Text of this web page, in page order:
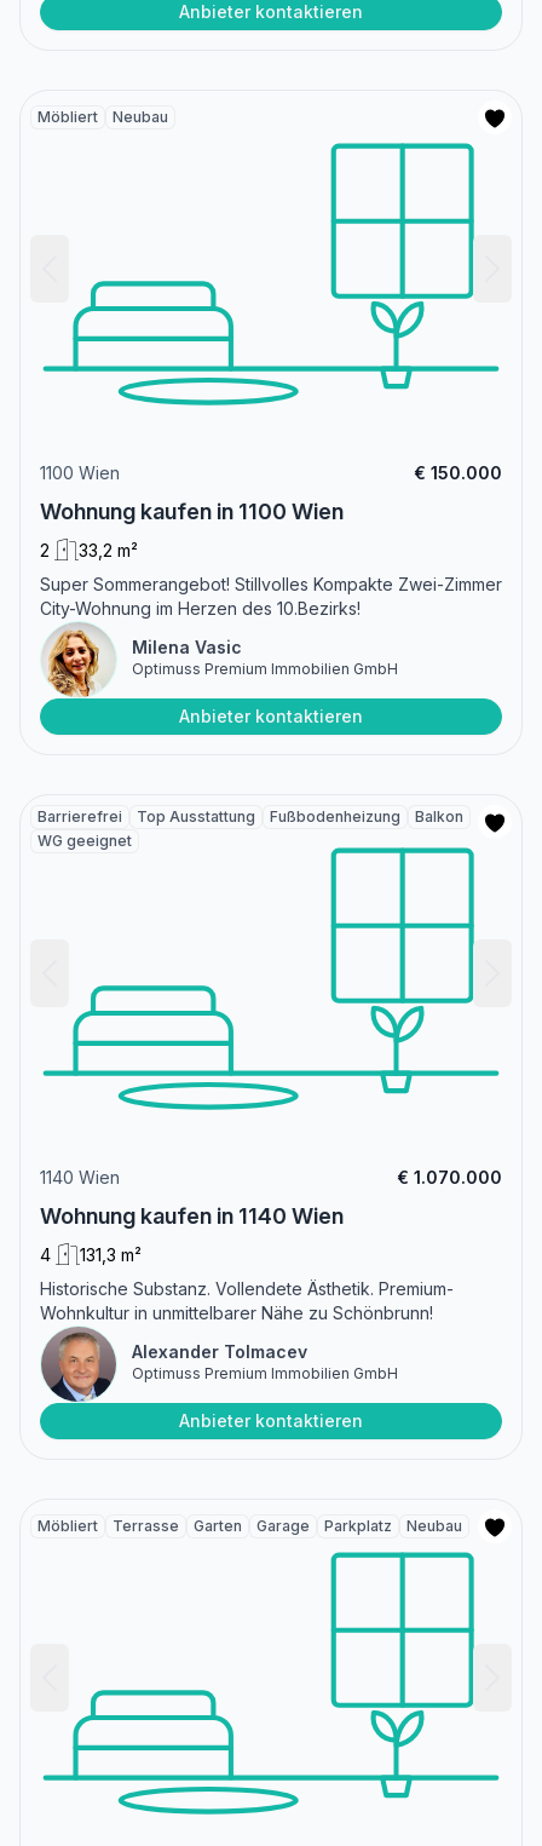
Anbieter kontaktieren
Möbliert Neubau
1100 Wien € 150.000
Wohnung kaufen in 1100 Wien
2
33,2 m²
Super Sommerangebot! Stillvolles Kompakte Zwei-Zimmer
City-Wohnung im Herzen des 10.Bezirks!
Milena Vasic
Optimuss Premium Immobilien GmbH
Anbieter kontaktieren
Barrierefrei Top Ausstattung Fußbodenheizung
Balkon
WG geeignet
1140 Wien € 1.070.000
Wohnung kaufen in 1140 Wien
4
131,3 m²
Historische Substanz. Vollendete Ästhetik. Premium-
Wohnkultur in unmittelbarer Nähe zu Schönbrunn!
Alexander Tolmacev
Optimuss Premium Immobilien GmbH
Anbieter kontaktieren
Möbliert Terrasse Garten Garage Parkplatz Neubau